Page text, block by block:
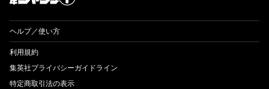
ヘルプ／使い方
利用規約
集英社プライバシーガイドライン
特定商取引法の表示